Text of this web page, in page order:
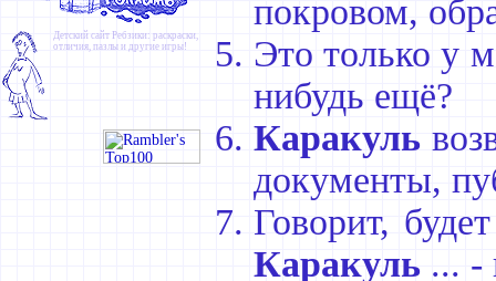
Детский сайт Ребзики: раскраски,
отличия, пазлы и другие игры!
покровом,
Это только у
нибудь ещё?
Каракуль
документы,
Говорит,
Каракуль ... -